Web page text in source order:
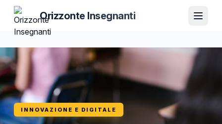
Orizzonte Insegnanti
INNOVAZIONE E DIGITALE